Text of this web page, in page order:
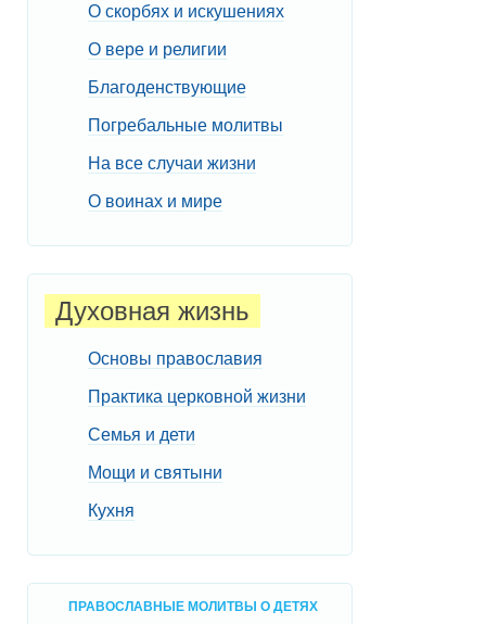
О скорбях и искушениях
О вере и религии
Благоденствующие
Погребальные молитвы
На все случаи жизни
О воинах и мире
Духовная жизнь
Основы православия
Практика церковной жизни
Семья и дети
Мощи и святыни
Кухня
ПРАВОСЛАВНЫЕ МОЛИТВЫ О ДЕТЯХ